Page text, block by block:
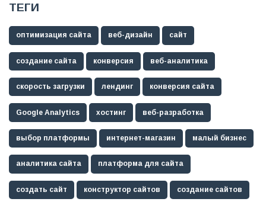
ТЕГИ
оптимизация сайта веб-дизайн сайт
создание сайта конверсия веб-аналитика
скорость загрузки лендинг конверсия сайта
Google Analytics хостинг веб-разработка
выбор платформы интернет-магазин малый бизнес
аналитика сайта платформа для сайта
создать сайт конструктор сайтов создание сайтов